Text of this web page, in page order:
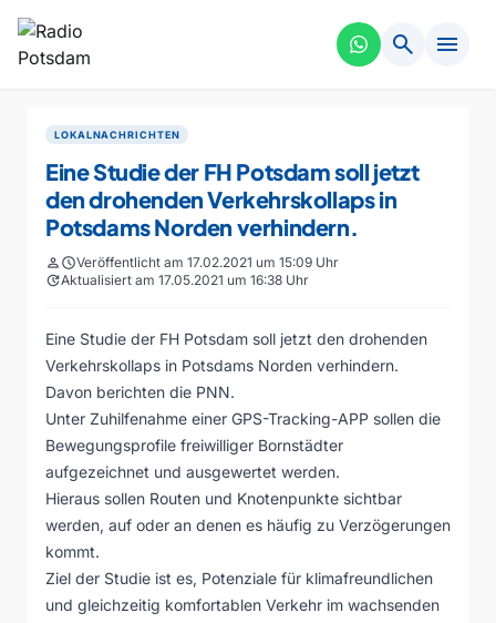
search menu
LOKALNACHRICHTEN
Eine Studie der FH Potsdam soll jetzt
den drohenden Verkehrskollaps in
Potsdams Norden verhindern.
personscheduleVeröffentlicht am 17.02.2021 um 15:09 Uhr
updateAktualisiert am 17.05.2021 um 16:38 Uhr
Eine Studie der FH Potsdam soll jetzt den drohenden
Verkehrskollaps in Potsdams Norden verhindern.
Davon berichten die PNN.
Unter Zuhilfenahme einer GPS-Tracking-APP sollen die
Bewegungsprofile freiwilliger Bornstädter
aufgezeichnet und ausgewertet werden.
Hieraus sollen Routen und Knotenpunkte sichtbar
werden, auf oder an denen es häufig zu Verzögerungen
kommt.
Ziel der Studie ist es, Potenziale für klimafreundlichen
und gleichzeitig komfortablen Verkehr im wachsenden